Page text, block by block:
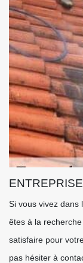
Si vous vivez dans
êtes à la
satisfaire pour
pas hésiter à